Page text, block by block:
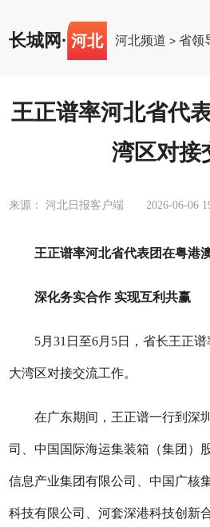
长城网 · 河北 河北频道 >省领
王正谱率河北省代
湾区对接
来源： 河北日报客户端 2026-06-06
王正谱率河北省代表团在粤港
深化务实合作 实现互利共赢
5月31日至6月5日，省长王正谱
大湾区对接交流工作。
在广东期间，王正谱一行到深
司、中国国际海运集装箱（集团）
信息产业集团有限公司、中国广核
科技有限公司、河套深港科技创新